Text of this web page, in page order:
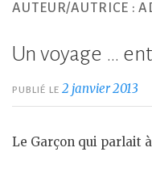
AUTEUR/AUTRICE :
Un voyage …
PUBLIÉ LE 2 janvier 2013
Le Garçon qui parlait